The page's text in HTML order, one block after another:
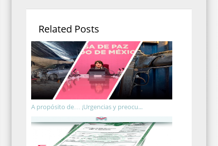
Related Posts
A propósito de… ¡Urgencias y preocu...